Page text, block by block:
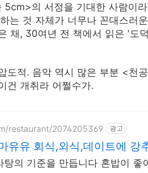
의 서정을 기대한 사람이
는 것 자체가 너무나 꼰대스러
채, 30여년 전 책에서 읽은 '도
도적. 음악 역시 많은 부분 <천
건 개취라 어쩔수가.
restaurant/2074205369 광고
유유 회식,외식,데이트에 강
탕의 기준을 만듭니다 혼밥이 좋